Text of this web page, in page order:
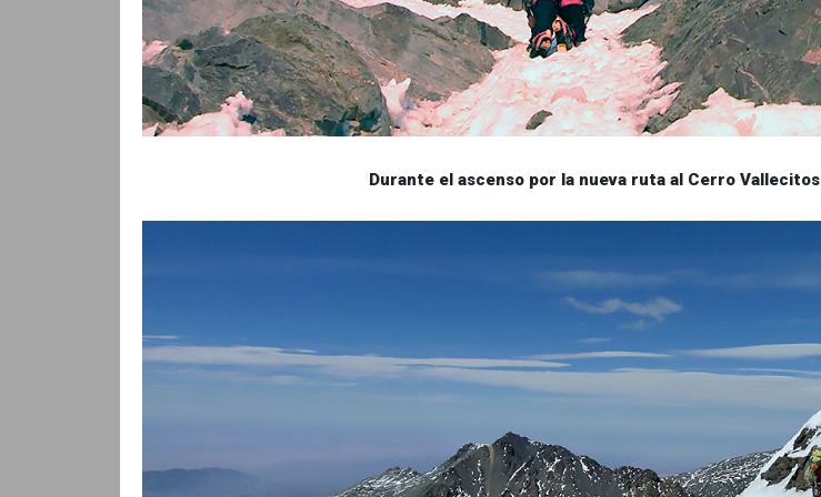
Durante el ascenso por la nueva ruta al Cerro Vallecitos